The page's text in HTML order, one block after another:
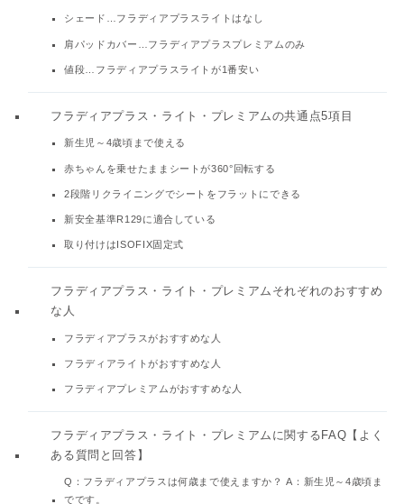
シェード…フラディアプラスライトはなし
肩パッドカバー…フラディアプラスプレミアムのみ
値段…フラディアプラスライトが1番安い
フラディアプラス・ライト・プレミアムの共通点5項目
新生児～4歳頃まで使える
赤ちゃんを乗せたままシートが360°回転する
2段階リクライニングでシートをフラットにできる
新安全基準R129に適合している
取り付けはISOFIX固定式
フラディアプラス・ライト・プレミアムそれぞれのおすすめ
な人
フラディアプラスがおすすめな人
フラディアライトがおすすめな人
フラディアプレミアムがおすすめな人
フラディアプラス・ライト・プレミアムに関するFAQ【よく
ある質問と回答】
Q：フラディアプラスは何歳まで使えますか？ A：新生児～4歳頃ま
でです。